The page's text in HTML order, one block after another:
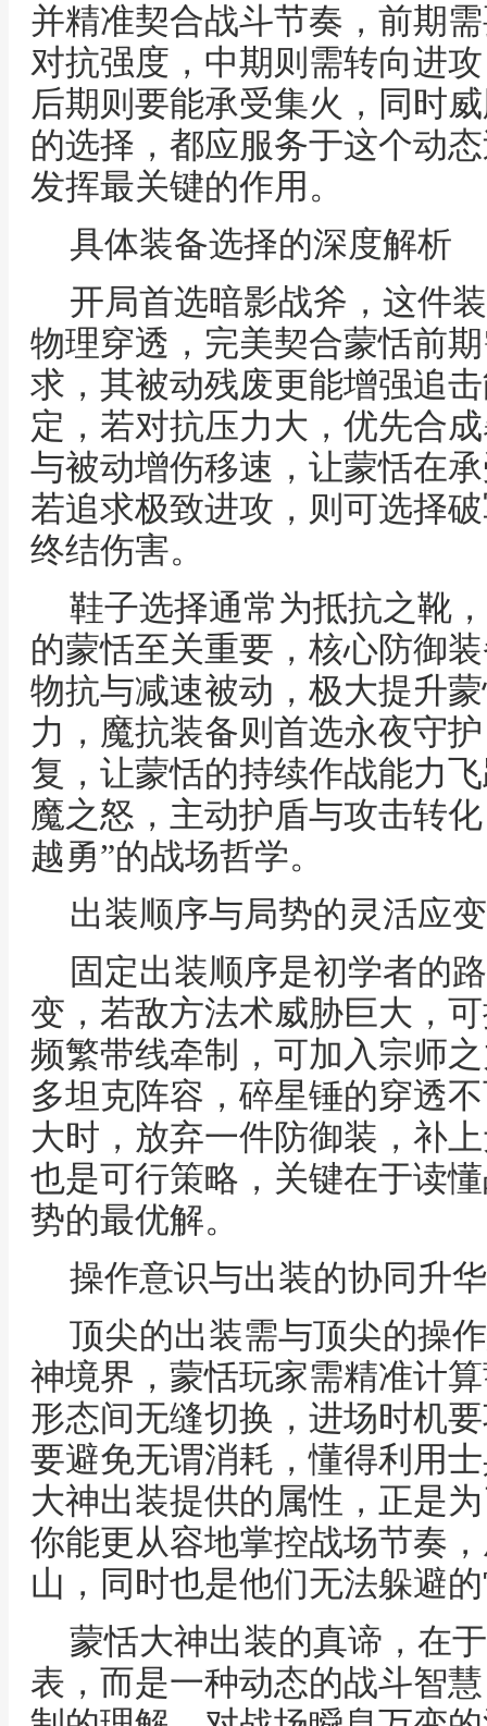
并精准契合战斗节奏，前期
对抗强度，中期则需转向进
后期则要能承受集火，同时
的选择，都应服务于这个动
发挥最关键的作用。
具体装备选择的深度解析
开局首选暗影战斧，这件
物理穿透，完美契合蒙恬前
求，其被动残废更能增强追
定，若对抗压力大，优先合
与被动增伤移速，让蒙恬在
若追求极致进攻，则可选择
终结伤害。
鞋子选择通常为抵抗之靴
的蒙恬至关重要，核心防御
物抗与减速被动，极大提升
力，魔抗装备则首选永夜守
复，让蒙恬的持续作战能力
魔之怒，主动护盾与攻击转
越勇”的战场哲学。
出装顺序与局势的灵活应变
固定出装顺序是初学者的
变，若敌方法术威胁巨大，
频繁带线牵制，可加入宗师
多坦克阵容，碎星锤的穿透
大时，放弃一件防御装，补
也是可行策略，关键在于读
势的最优解。
操作意识与出装的协同升华
顶尖的出装需与顶尖的操
神境界，蒙恬玩家需精准计
形态间无缝切换，进场时机
要避免无谓消耗，懂得利用
大神出装提供的属性，正是
你能更从容地掌控战场节奏
山，同时也是他们无法躲避
蒙恬大神出装的真谛，在
表，而是一种动态的战斗智